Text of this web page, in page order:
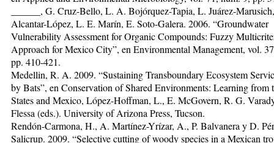
______, G. Cruz-Bello, L. A. Bojórquez-Tapia, L. Juárez-
Alcantar-López, L. E. Marín, E. Soto-Galera. 2006. “Groundwater
Vulnerability Assessment for Organic Compounds: Fuzzy
Approach for Mexico City”, en Environmental Management, vol.
pp. 410-421.
Medellin, R. A. 2009. “Sustaining Transboundary Ecosystem
by Bats”, en Conservation of Shared Environments: Learning from
States and Mexico, López-Hoffman, L., E. McGovern, R. G.
Flessa (eds.). University of Arizona Press, Tucson.
Rendón-Carmona, H., A. Martínez-Yrízar, A., P. Balvanera y D.
Salicrup. 2009. “Selective cutting of woody species in a Mexican